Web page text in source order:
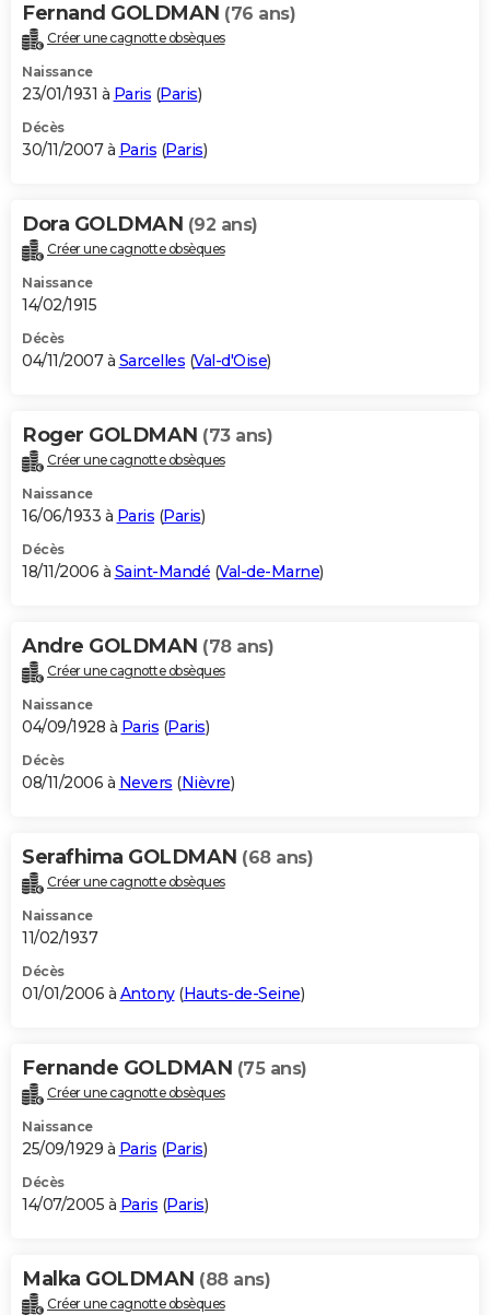
Fernand GOLDMAN (76 ans)
Créer une cagnotte obsèques
Naissance
23/01/1931 à Paris (Paris)
Décès
30/11/2007 à Paris (Paris)
Dora GOLDMAN (92 ans)
Créer une cagnotte obsèques
Naissance
14/02/1915
Décès
04/11/2007 à Sarcelles (Val-d'Oise)
Roger GOLDMAN (73 ans)
Créer une cagnotte obsèques
Naissance
16/06/1933 à Paris (Paris)
Décès
18/11/2006 à Saint-Mandé (Val-de-Marne)
Andre GOLDMAN (78 ans)
Créer une cagnotte obsèques
Naissance
04/09/1928 à Paris (Paris)
Décès
08/11/2006 à Nevers (Nièvre)
Serafhima GOLDMAN (68 ans)
Créer une cagnotte obsèques
Naissance
11/02/1937
Décès
01/01/2006 à Antony(Hauts-de-Seine)
Fernande GOLDMAN (75 ans)
Créer une cagnotte obsèques
Naissance
25/09/1929 à Paris (Paris)
Décès
14/07/2005 à Paris (Paris)
Malka GOLDMAN (88 ans)
Créer une cagnotte obsèques